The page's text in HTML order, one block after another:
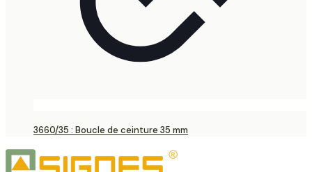
3660/35 : Boucle de ceinture 35 mm